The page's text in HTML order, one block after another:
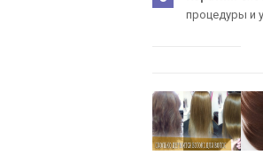
процедуры и